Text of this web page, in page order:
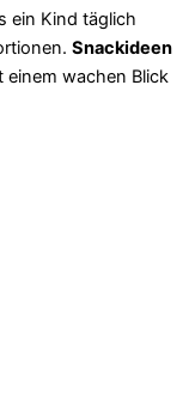
ein Kind täglich
Snackideen
einem wachen Blick